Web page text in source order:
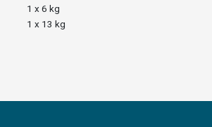
1 x 6 kg
1 x 13 kg